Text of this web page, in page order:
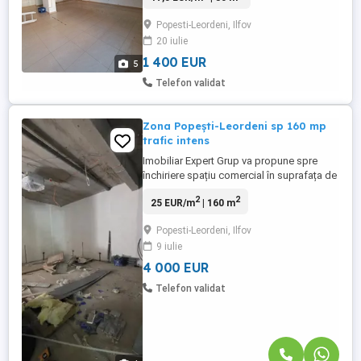
5
Popesti-Leordeni, Ilfov
20 iulie
1 400 EUR
Telefon validat
Zona Popești-Leordeni sp 160 mp
trafic intens
Imobiliar Expert Grup va propune spre
închiriere spațiu comercial în suprafața de
zona comerciala. Spatiul dispune de toate
spate. Ideal pentru sediu banca,
Supermarket Cabinet Medical,
25 EUR/m2| 160 m2
Popesti-Leordeni, Ilfov
9 iulie
4 000 EUR
Telefon validat